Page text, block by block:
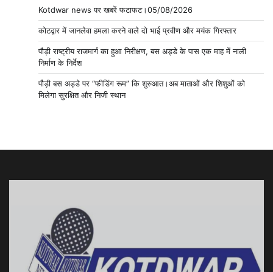
Kotdwar news पर खबरें फटाफट।05/08/2026
कोटद्वार में जानलेवा हमला करने वाले दो भाई प्रवीण और मयंक गिरफ्तार
पौड़ी राष्ट्रीय राजमार्ग का हुआ निरीक्षण, बस अड्डे के पास एक माह में नाली
निर्माण के निर्देश
पौड़ी बस अड्डे पर “फीडिंग रूम” कि शुरुआत।अब माताओं और शिशुओं को
मिलेगा सुरक्षित और निजी स्थान